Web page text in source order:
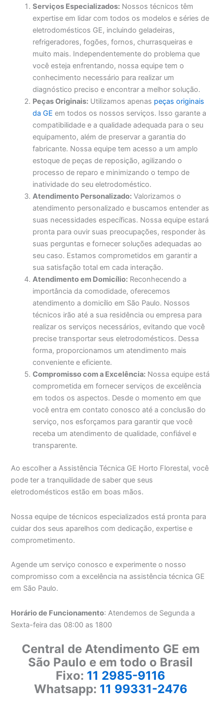
Serviços Especializados: Nossos técnicos têm
expertise em lidar com todos os modelos e séries de
eletrodomésticos GE, incluindo geladeiras,
refrigeradores, fogões, fornos, churrasqueiras e
muito mais. Independentemente do problema que
você esteja enfrentando, nossa equipe tem o
conhecimento necessário para realizar um
diagnóstico preciso e encontrar a melhor solução.
Peças Originais: Utilizamos apenas peças originais
da GE em todos os nossos serviços. Isso garante a
compatibilidade e a qualidade adequada para o seu
equipamento, além de preservar a garantia do
fabricante. Nossa equipe tem acesso a um amplo
estoque de peças de reposição, agilizando o
processo de reparo e minimizando o tempo de
inatividade do seu eletrodoméstico.
Atendimento Personalizado: Valorizamos o
atendimento personalizado e buscamos entender as
suas necessidades específicas. Nossa equipe estará
pronta para ouvir suas preocupações, responder às
suas perguntas e fornecer soluções adequadas ao
seu caso. Estamos comprometidos em garantir a
sua satisfação total em cada interação.
Atendimento em Domicílio: Reconhecendo a
importância da comodidade, oferecemos
atendimento a domicílio em São Paulo. Nossos
técnicos irão até a sua residência ou empresa para
realizar os serviços necessários, evitando que você
precise transportar seus eletrodomésticos. Dessa
forma, proporcionamos um atendimento mais
conveniente e eficiente.
Compromisso com a Excelência: Nossa equipe está
comprometida em fornecer serviços de excelência
em todos os aspectos. Desde o momento em que
você entra em contato conosco até a conclusão do
serviço, nos esforçamos para garantir que você
receba um atendimento de qualidade, confiável e
transparente.
Ao escolher a Assistência Técnica GE Horto Florestal, você
pode ter a tranquilidade de saber que seus
eletrodomésticos estão em boas mãos.
Nossa equipe de técnicos especializados está pronta para
cuidar dos seus aparelhos com dedicação, expertise e
comprometimento.
Agende um serviço conosco e experimente o nosso
compromisso com a excelência na assistência técnica GE
em São Paulo.
Horário de Funcionamento: Atendemos de Segunda a
Sexta-feira das 08:00 as 1800
Central de Atendimento GE em
São Paulo e em todo o Brasil
Fixo: 11 2985-9116
Whatsapp: 11 99331-2476